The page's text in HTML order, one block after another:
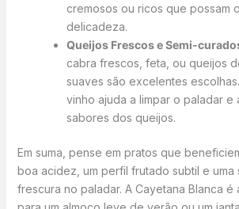
cremosos ou ricos que possam
delicadeza.
Queijos Frescos e Semi-
cabra frescos, feta, ou queijos
suaves são excelentes
vinho ajuda a limpar o paladar e
sabores dos queijos.
Em suma, pense em pratos que
boa acidez, um perfil frutado subtil e uma
frescura no paladar. A Cayetana Blanca